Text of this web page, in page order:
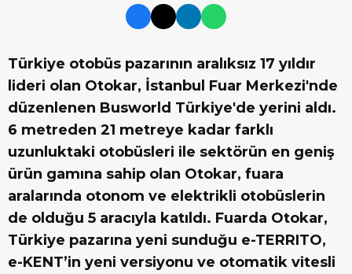
Türkiye otobüs pazarının aralıksız 17 yıldır
lideri olan Otokar, İstanbul Fuar Merkezi'nde
düzenlenen Busworld Türkiye'de yerini aldı.
6 metreden 21 metreye kadar farklı
uzunluktaki otobüsleri ile sektörün en geniş
ürün gamına sahip olan Otokar, fuara
aralarında otonom ve elektrikli otobüslerin
de olduğu 5 aracıyla katıldı. Fuarda Otokar,
Türkiye pazarına yeni sunduğu e-TERRITO,
e-KENT’in yeni versiyonu ve otomatik vitesli